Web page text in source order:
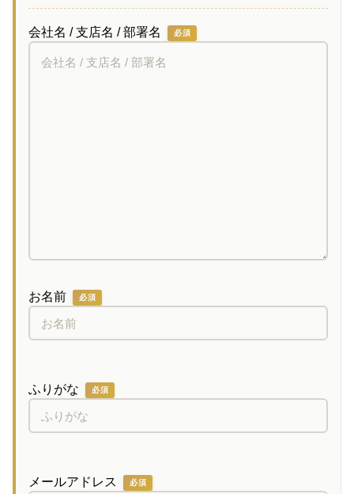
会社名 / 支店名 / 部署名 必須
お名前 必須
ふりがな 必須
メールアドレス 必須